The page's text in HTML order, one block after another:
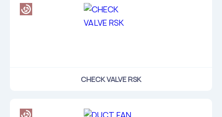
CHECK VALVE RSK